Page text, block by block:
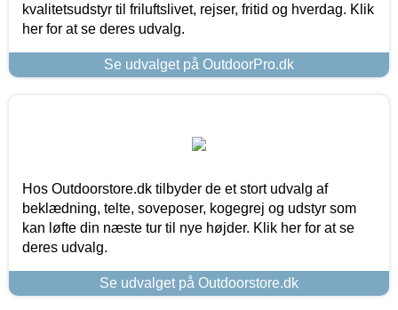
kvalitetsudstyr til friluftslivet, rejser, fritid og hverdag. Klik
her for at se deres udvalg.
Se udvalget på OutdoorPro.dk
Hos Outdoorstore.dk tilbyder de et stort udvalg af
beklædning, telte, soveposer, kogegrej og udstyr som
kan løfte din næste tur til nye højder. Klik her for at se
deres udvalg.
Se udvalget på Outdoorstore.dk